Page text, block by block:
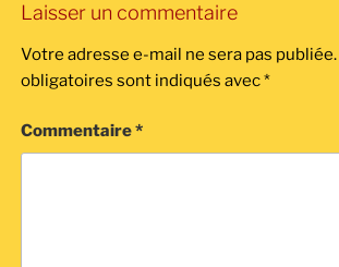
Laisser un commentaire
Votre adresse e-mail ne sera pas publiée.
obligatoires sont indiqués avec*
Commentaire*